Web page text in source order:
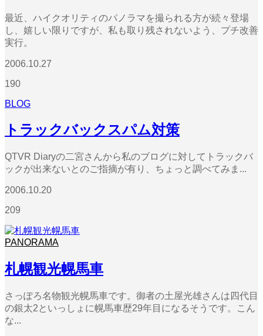
最近、ハイクオリティのパノラマを撮られる方が続々登場
し、嬉しい限りですが、私も取り残されないよう、プチ改善
実行。
2006.10.27
190
BLOG
トラックバックスパム対策
QTVR Diaryの二宮さんから私のブログに対してトラックバ
ックが出来ないとのご指摘が有り、ちょっと調べてみま...
2006.10.20
209
PANORAMA
札幌観光幌馬車
さっぽろ名物観光幌馬車です。御者の土屋光雄さんは四代目
の銀太2といっしょに幌馬車歴29年目になるそうです。こん
な...